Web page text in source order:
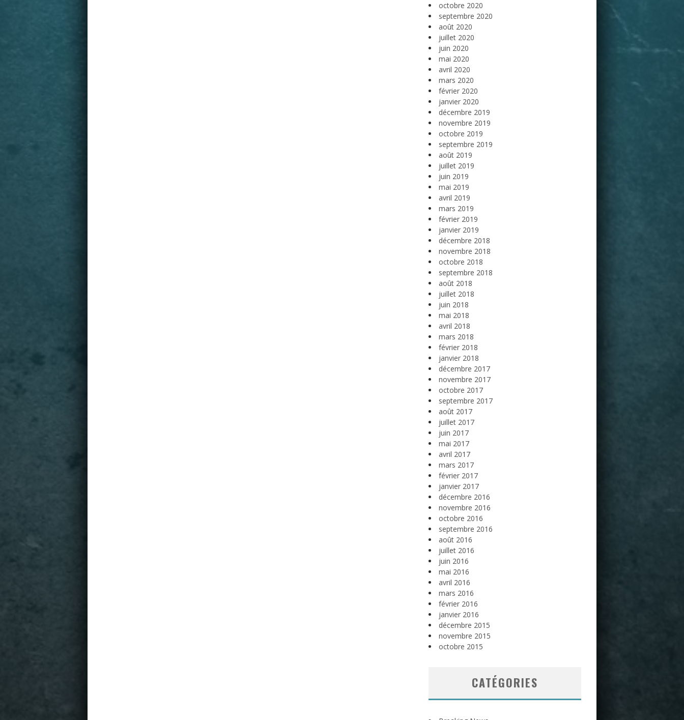
octobre 2020
septembre 2020
août 2020
juillet 2020
juin 2020
mai 2020
avril 2020
mars 2020
février 2020
janvier 2020
décembre 2019
novembre 2019
octobre 2019
septembre 2019
août 2019
juillet 2019
juin 2019
mai 2019
avril 2019
mars 2019
février 2019
janvier 2019
décembre 2018
novembre 2018
octobre 2018
septembre 2018
août 2018
juillet 2018
juin 2018
mai 2018
avril 2018
mars 2018
février 2018
janvier 2018
décembre 2017
novembre 2017
octobre 2017
septembre 2017
août 2017
juillet 2017
juin 2017
mai 2017
avril 2017
mars 2017
février 2017
janvier 2017
décembre 2016
novembre 2016
octobre 2016
septembre 2016
août 2016
juillet 2016
juin 2016
mai 2016
avril 2016
mars 2016
février 2016
janvier 2016
décembre 2015
novembre 2015
octobre 2015
CATÉGORIES